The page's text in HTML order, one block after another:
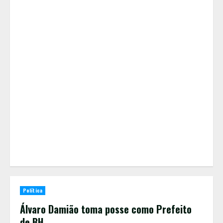
Política
Álvaro Damião toma posse como Prefeito